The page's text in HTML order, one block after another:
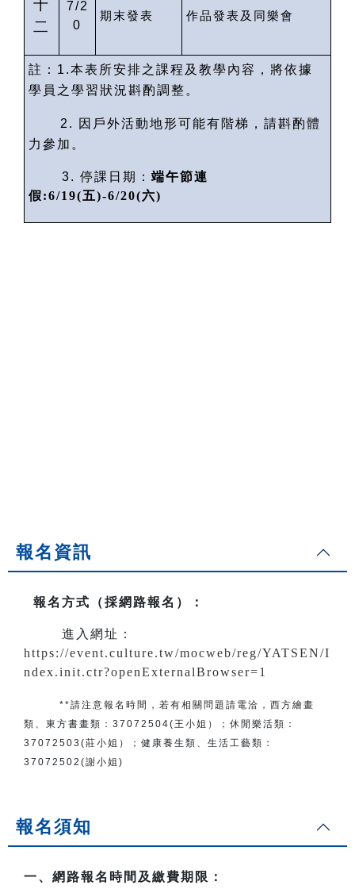
十
二
7/2
0
期末發表 作品發表及同樂會
註： 1.本表所安排之課程及教學內容，將依據
學員之學習狀況斟酌調整。
2.
因戶外活動地形可能有階梯，請斟酌體
力參加。
3. 停課日期： 端午節連
假:6/19(五)-6/20(六)
報名資訊
報名方式（採網路報名） ：
進入網址：
https://event.culture.tw/mocweb/reg/YATSEN/I
ndex.init.ctr?openExternalBrowser=1
**請注意報名時間，若有相關問題 請電洽 ， 西方繪畫
類、東方書畫類： 37072504(王小姐） ； 休閒樂活類：
37072503(莊小姐）； 健康養生類、生活工藝類：
37072502(謝小姐)
報名須知
一、網路報名時間及繳費期限：